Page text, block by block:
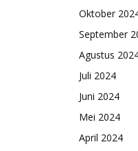
Oktober
September
Agustus
Juli 2024
Juni 2024
Mei 2024
April 2024